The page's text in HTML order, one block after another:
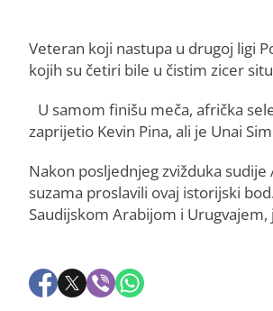
Veteran koji nastupa u drugoj ligi
kojih su četiri bile u čistim zicer
U samom finišu meča, afrička
zaprijetio Kevin Pina, ali je Unai
Nakon posljednjeg zvižduka
suzama proslavili ovaj istorijski
Saudijskom Arabijom i